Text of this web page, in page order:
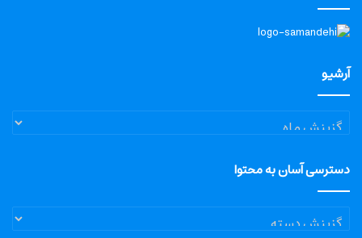
آرشیو
آرشیو
دسترسی آسان به محتوا
دسترسی
آسان